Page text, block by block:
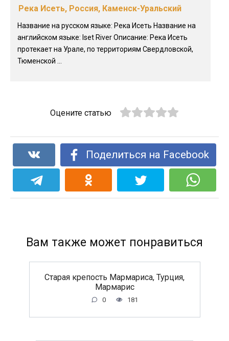
Река Исеть, Россия, Каменск-Уральский
Название на русском языке: Река Исеть Название на
английском языке: Iset River Описание: Река Исеть
протекает на Урале, по территориям Свердловской,
Тюменской ...
Оцените статью
Поделиться на Facebook
Вам также может понравиться
Старая крепость Мармариса, Турция,
Мармарис
0 181